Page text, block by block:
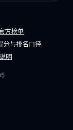
方榜单
分与排名口径
明